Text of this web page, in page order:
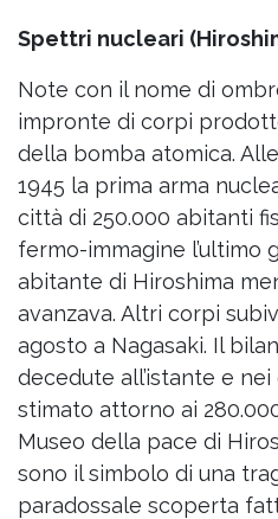
Spettri nucleari
Note con il nome di
impronte di corpi
della bomba atomica.
1945 la prima arma
città di 250.000 abitanti
fermo-immagine l’ultimo
abitante di Hiroshima
avanzava. Altri corpi
agosto a Nagasaki. Il
decedute all’istante e
stimato attorno ai
Museo della pace di
sono il simbolo di una
paradossale scoperta